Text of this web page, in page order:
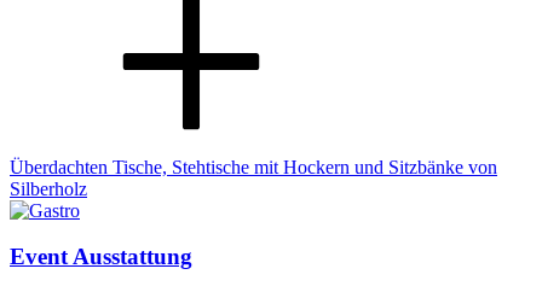
Überdachten Tische, Stehtische mit Hockern und Sitzbänke von
Silberholz
Event Ausstattung